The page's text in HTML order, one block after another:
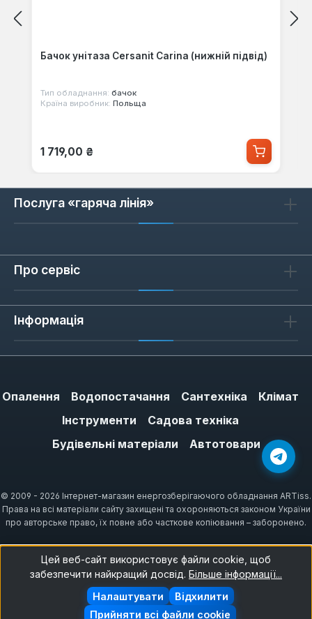
Бачок унітаза Cersanit Carina (нижній підвід)
Тип обладнання: бачок
Країна виробник: Польща
Звичайна ціна:
1 719,00 ₴
Послуга «гаряча лінія»
Про сервіс
Інформація
Опалення Водопостачання Сантехніка
Клімат
Інструменти
Садова техніка
Будівельні матеріали
Автотовари
© 2009 - 2026 Інтернет-магазин енергозберігаючого обладнання ARTiss.
Права на всі матеріали сайту захищені та охороняються законом України
про авторське право, їх повне або часткове копіювання – заборонено.
Цей веб-сайт використовує файли cookie, щоб
забезпечити найкращий досвід. Більше інформації...
Відхилити
Налаштувати
Прийняти всі файли cookie